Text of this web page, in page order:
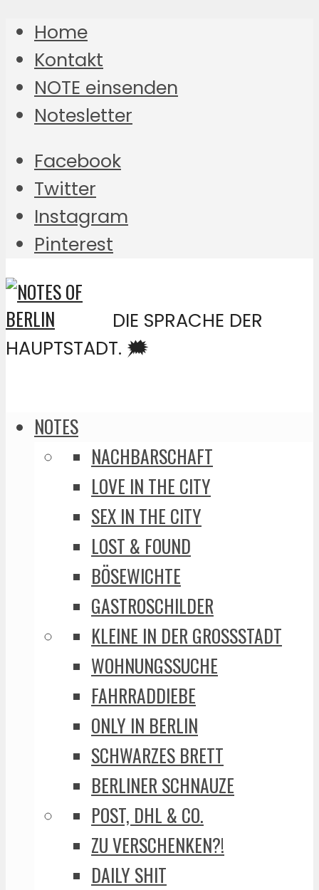
Home
Kontakt
NOTE einsenden
Notesletter
Facebook
Twitter
Instagram
Pinterest
DIE SPRACHE DER
HAUPTSTADT. 🗯️
NOTES
NACHBARSCHAFT
LOVE IN THE CITY
SEX IN THE CITY
LOST & FOUND
BÖSEWICHTE
GASTROSCHILDER
KLEINE IN DER GROSSSTADT
WOHNUNGSSUCHE
FAHRRADDIEBE
ONLY IN BERLIN
SCHWARZES BRETT
BERLINER SCHNAUZE
POST, DHL & CO.
ZU VERSCHENKEN?!
DAILY SHIT